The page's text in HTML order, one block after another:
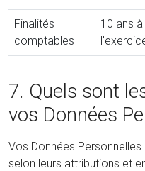
Finalités
comptables
10 ans
7. Quels sont
vos Données
Vos Données
selon leurs attributions et